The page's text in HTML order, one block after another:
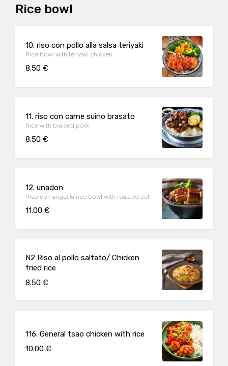
Rice bowl
10. riso con pollo alla salsa teriyaki
Rice bowl with teriyaki chicken
8.50 €
11. riso con carne suino brasato
Rice with braised pork
8.50 €
12. unadon
Riso con anguilla rice bowl with roasted eel
11.00 €
N2 Riso al pollo saltato/ Chicken
fried rice
8.50 €
116. General tsao chicken with rice
10.00 €